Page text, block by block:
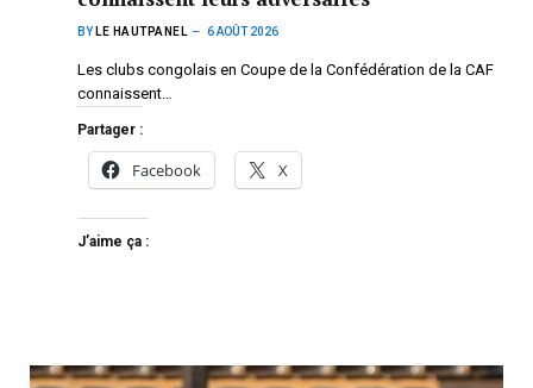
BY LE HAUTPANEL 6 AOÛT 2026
Les clubs congolais en Coupe de la Confédération de la CAF
connaissent…
Partager :
Facebook X
J’aime ça :